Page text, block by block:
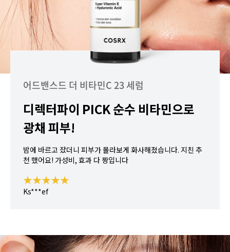
어드밴스드 더 비타민C 23 세럼
디렉터파이 PICK 순수 비타민으로
광채 피부!
밤에 바르고 잤더니 피부가 몰라보게 화사해졌습니다. 지친 추
천 했어요! 가성비, 효과 다 짱입니다
★★★★★
Ks***ef